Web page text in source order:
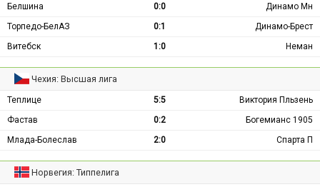
Белшина 0:0
Динамо Мн
Торпедо-БелАЗ
0:1
Динамо-Брест
Витебск
1:0 Неман
Чехия: Высшая лига
Теплице 5:5
Виктория Пльзень
Фастав
0:2
Богемианс 1905
Млада-Болеслав
2:0 Спарта П
Норвегия: Типпелига